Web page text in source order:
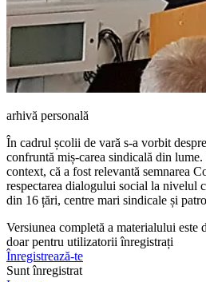
arhivă personală
În cadrul școlii de vară s-a vorbit
confruntă miș-carea sindicală din
context, că a fost relevantă semnarea
res­pectarea dialogului social la nivelul
din 16 țări, centre mari sindicale și
Versiunea completă a materialului este
doar pentru utilizatorii înregistrați
Înregistrează-te
Sunt înregistrat